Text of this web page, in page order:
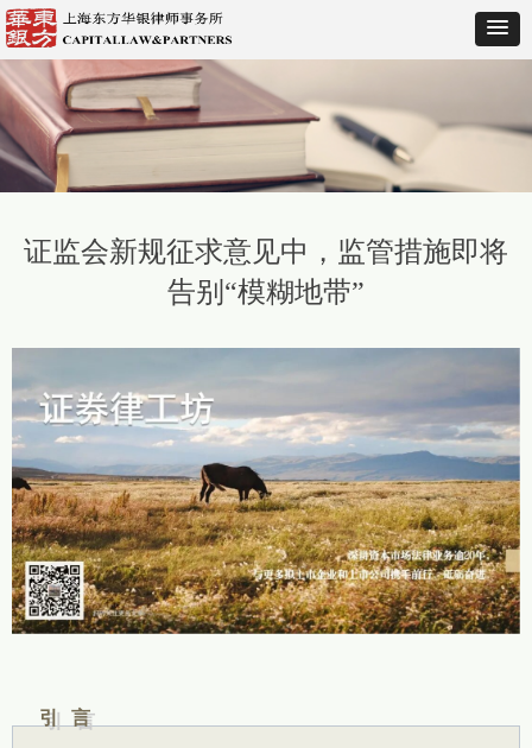
证监会新规征求意见中，监管措施即将
告别“模糊地带”
引 言